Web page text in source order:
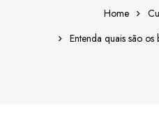
Home
Entenda quais são